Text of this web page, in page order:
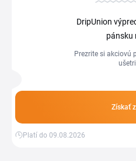
DripUnion
pánsku
Prezrite si akciovú
Získať
Platí do 09.08.2026